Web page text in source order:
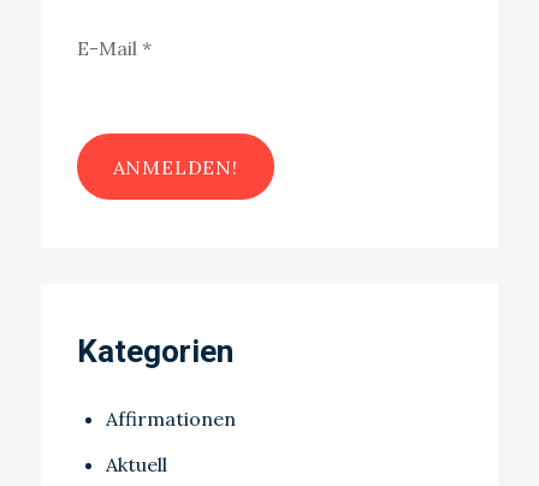
E-Mail *
Kategorien
Affirmationen
Aktuell